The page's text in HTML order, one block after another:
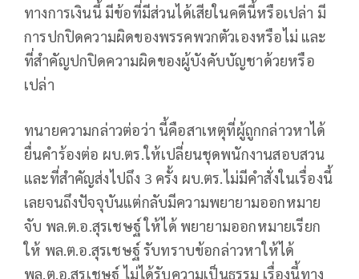
ทางการเงินนี้ มีข้อที่มีส่วนได้เสียในคดีนี้หรือเปล่า มี
การปกปิดความผิดของพรรคพวกตัวเองหรือไม่ และ
ที่สำคัญปกปิดความผิดของผู้บังคับบัญชาด้วยหรือ
เปล่า
ทนายความกล่าวต่อว่า นี้คือสาเหตุที่ผู้ถูกกล่าวหาได้
ยื่นคำร้องต่อ ผบ.ตร.ให้เปลี่ยนชุดพนักงานสอบสวน
และที่สำคัญส่งไปถึง 3 ครั้ง ผบ.ตร.ไม่มีคำสั่งในเรื่องนี้
เลยจนถึงปัจจุบันแต่กลับมีความพยายามออกหมาย
จับ พล.ต.อ.สุรเชษฐ์ ให้ได้ พยายามออกหมายเรียก
ให้ พล.ต.อ.สุรเชษฐ์ รับทราบข้อกล่าวหาให้ได้
พล.ต.อ.สุรเชษฐ์ ไม่ได้รับความเป็นธรรม เรื่องนี้ทาง